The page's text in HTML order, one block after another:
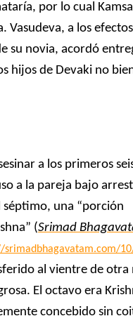
por lo cual Kamsa
Vasudeva, a los
su novia, acordó
hijos de Devaki no
a los primeros
a la pareja bajo
séptimo, una “porción
(Srimad
srimadbhagavatam.com/
al vientre de otra
El octavo era
concebido sin